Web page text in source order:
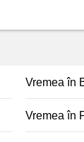
Vremea în
Vremea în